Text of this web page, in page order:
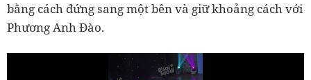
bằng cách đứng sang một bên và giữ khoảng cách với
Phương Anh Đào.